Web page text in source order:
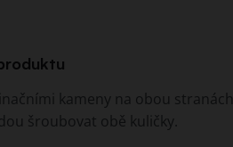
kameny na obou
šroubovat obě kuličky.